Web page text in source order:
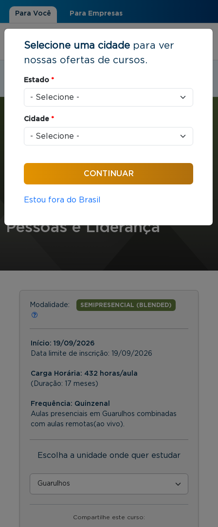
Para Você Para Empresas
Estudar em:Guarulhos, SP
Você está aqui
MBA com ênfase em Pessoas e Liderança
Pessoas e Liderança
Modalidade: SEMIPRESENCIAL (BLENDED)
Início: 19/09/2026
Data limite de inscrição: 19/09/2026
Carga Horária: 432 horas/aula
(Duração: 17 meses)
Frequência: Quinzenal
Aulas presenciais em Guarulhos combinadas
com aulas remotas(ao vivo).
Escolha a unidade onde quer estudar
Compartilhe este curso:
Selecione uma cidade para ver
nossas ofertas de cursos.
Estado *
Cidade *
Estou fora do Brasil